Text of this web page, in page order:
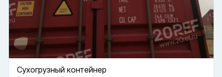
Cухогрузный контейнер